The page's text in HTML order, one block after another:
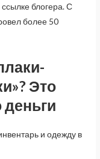
блогера. С
более 50
Это
деньги
и одежду в